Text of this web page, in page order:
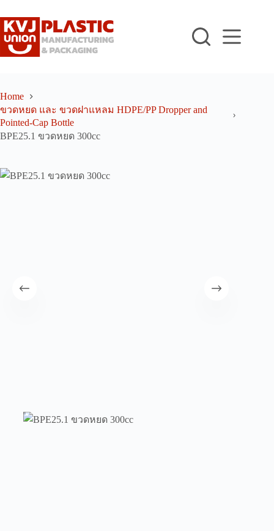
to
content
Home
ขวดหยด และ ขวดฝาแหลม HDPE/PP Dropper and
Pointed-Cap Bottle
BPE25.1 ขวดหยด 300cc